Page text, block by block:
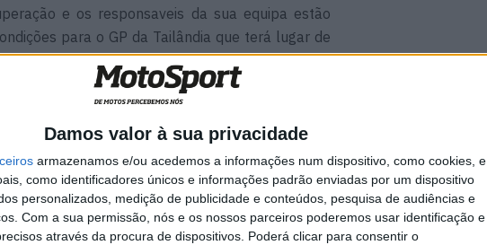
Damos valor à sua privacidade
armazenamos e/ou acedemos a informações num dispositivo, como cookies, e
como identificadores únicos e informações padrão enviadas por um dispositivo
personalizados, medição de publicidade e conteúdos, pesquisa de audiências e
Com a sua permissão, nós e os nossos parceiros poderemos usar identificação e
através da procura de dispositivos. Poderá clicar para consentir o
e os responsaveis da sua equipa estão
para o GP da Tailândia que terá lugar de
MotoGP: Marco Bezzecchi
recebe luz verde para correr
em Silverstone
6 AGOSTO, 2026